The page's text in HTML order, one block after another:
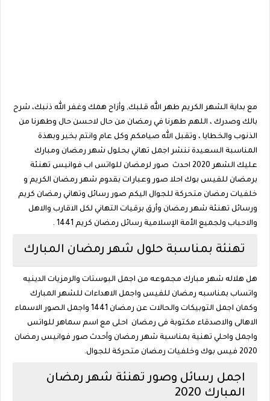
مع بداية الشهر الكريم طهر الله قلبك, وأزاح همك وغفر الله ذنبك، شرح
بالك وصدرك ، اللهم طهرنا في رمضان من حال لاحسن حال وطهرنا من
الذنوب والخطايا ، وتقبل الله صيامكم وكل عام وانتم بخير وبهذة
المناسبة السعيدة ننشر اجمل تهاني بحلول شهر رمضان ومبارك
عليك الشهر 2020 احدث صور لرمضان للواتس اب فوانيس تهنئة
برمضان للفيس بوك احلا صور وعبارات بقدوم شهر رمضان الكريم و
خلفيات رمضان متحركة للجوال اليكم صور رسائل وتهاني رمضان كريم
ورسائل تهنئة شهر رمضان وأرق برقيات التهاني لكل الاقارب والاهل
والاحباب ولجميع الأمة الإسلامية رسائل رمضان كريم 1441 .
تهنئة بمناسبة حلول شهر رمضان المبارك
هل هلاله شهر مبارك مجموعه من اجمل البوستات والرمزيات الدينيه
واتساب بمناسبه رمضان للفيس واجمل الاهداءات للشهر المبارك
وكمان اجمل التوبيكات والحالات عن رمضان 1441 واجمل الصور الاسماء
الاهالى والاصدقاء مكتوبة فى رمضان احلى مع اسم سماهر للواتس
واجمل واحلي تهنية بمناسبة شهر رمضان وأحدث صور فوانيس رمضان
2020 فيس بوك وخلفيات رمضان متحركة للجوال.
اجمل رسائل وصور تهنئة شهر رمضان
المبارك 2020